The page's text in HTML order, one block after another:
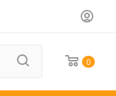
0